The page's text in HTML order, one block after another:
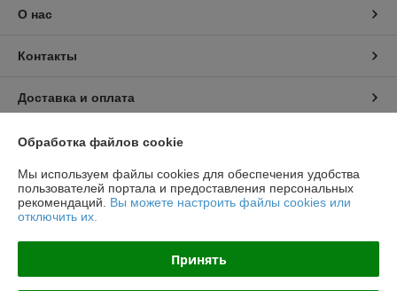
О нас
Контакты
Доставка и оплата
График работы
Полная версия сайта
Политика обработки cookies
Сайт создан на платформе Deal.by
Обработка файлов cookie
Мы используем файлы cookies для обеспечения удобства
пользователей портала и предоставления персональных
рекомендаций. Вы можете настроить файлы cookies или
отключить их.
Принять